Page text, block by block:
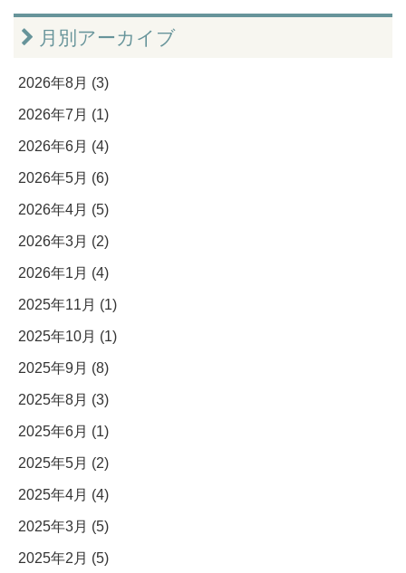
月別アーカイブ
2026年8月 (3)
2026年7月 (1)
2026年6月 (4)
2026年5月 (6)
2026年4月 (5)
2026年3月 (2)
2026年1月 (4)
2025年11月 (1)
2025年10月 (1)
2025年9月 (8)
2025年8月 (3)
2025年6月 (1)
2025年5月 (2)
2025年4月 (4)
2025年3月 (5)
2025年2月 (5)